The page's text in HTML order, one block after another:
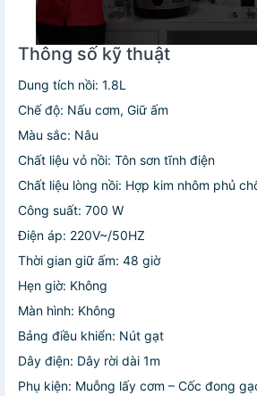
Thông số kỹ thuật
Dung tích nồi: 1.8L
Chế độ: Nấu cơm, Giữ ấm
Màu sắc: Nâu
Chất liệu vỏ nồi: Tôn sơn tĩnh điện
Chất liệu lòng nồi: Hợp kim nhôm phủ
Công suất: 700 W
Điện áp: 220V~/50HZ
Thời gian giữ ấm: 48 giờ
Hẹn giờ: Không
Màn hình: Không
Bảng điều khiển: Nút gạt
Dây điện: Dây rời dài 1m
Phụ kiện: Muỗng lấy cơm – Cốc đong